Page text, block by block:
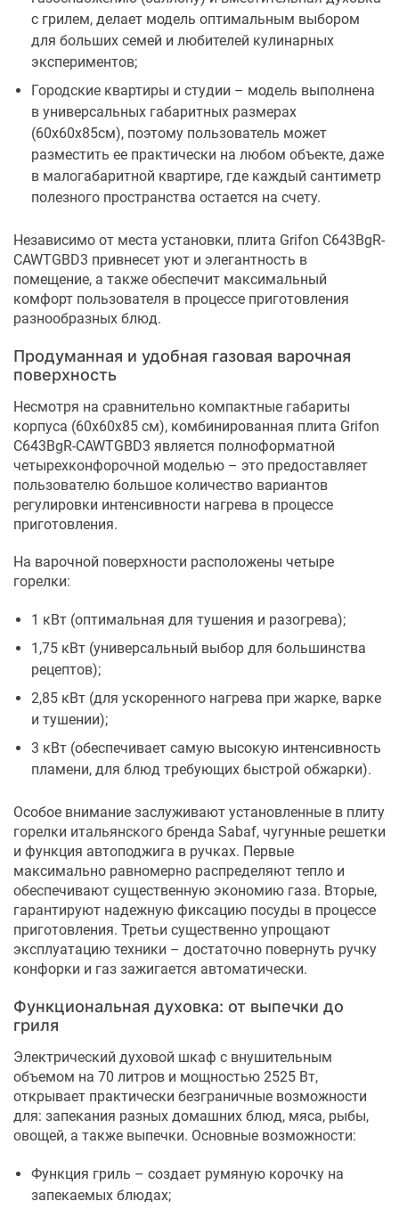
с грилем, делает модель оптимальным выбором
для больших семей и любителей кулинарных
экспериментов;
Городские квартиры и студии – модель выполнена
в универсальных габаритных размерах
(60х60х85см), поэтому пользователь может
разместить ее практически на любом объекте, даже
в малогабаритной квартире, где каждый сантиметр
полезного пространства остается на счету.
Независимо от места установки, плита Grifon C643BgR-
CAWTGBD3 привнесет уют и элегантность в
помещение, а также обеспечит максимальный
комфорт пользователя в процессе приготовления
разнообразных блюд.
Продуманная и удобная газовая варочная
поверхность
Несмотря на сравнительно компактные габариты
корпуса (60х60х85 см), комбинированная плита Grifon
C643BgR-CAWTGBD3 является полноформатной
четырехконфорочной моделью – это предоставляет
пользователю большое количество вариантов
регулировки интенсивности нагрева в процессе
приготовления.
На варочной поверхности расположены четыре
горелки:
1 кВт (оптимальная для тушения и разогрева);
1,75 кВт (универсальный выбор для большинства
рецептов);
2,85 кВт (для ускоренного нагрева при жарке, варке
и тушении);
3 кВт (обеспечивает самую высокую интенсивность
пламени, для блюд требующих быстрой обжарки).
Особое внимание заслуживают установленные в плиту
горелки итальянского бренда Sabaf, чугунные решетки
и функция автоподжига в ручках. Первые
максимально равномерно распределяют тепло и
обеспечивают существенную экономию газа. Вторые,
гарантируют надежную фиксацию посуды в процессе
приготовления. Третьи существенно упрощают
эксплуатацию техники – достаточно повернуть ручку
конфорки и газ зажигается автоматически.
Функциональная духовка: от выпечки до
гриля
Электрический духовой шкаф с внушительным
объемом на 70 литров и мощностью 2525 Вт,
открывает практически безграничные возможности
для: запекания разных домашних блюд, мяса, рыбы,
овощей, а также выпечки. Основные возможности:
Функция гриль – создает румяную корочку на
запекаемых блюдах;